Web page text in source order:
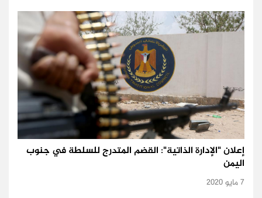
إعلان "الإدارة الذاتية": القضم المتدرج للسلطة في جنوب
اليمن
7 مايو 2020